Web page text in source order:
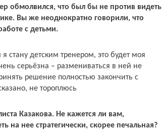
обмолвился, что был бы не против видеть
Вы же неоднократно говорили, что
с детьми.
стану детским тренером, это будет моя
серьёзна – размениваться в ней не
решение полностью закончить с
не тороплюсь
Казакова. Не кажется ли вам,
на нее стратегически, скорее печальная?